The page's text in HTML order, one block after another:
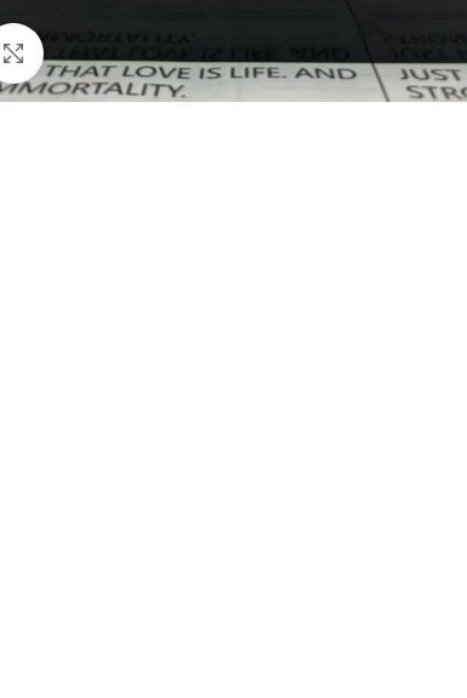
اضغط للتكبير